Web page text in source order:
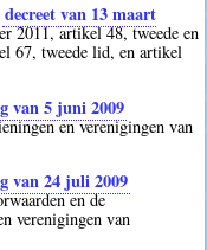
decreet van 13 maart
2011, artikel 48, tweede en
67, tweede lid, en artikel
van 5 juni 2009
en verenigingen van
van 24 juli 2009
en de
verenigingen van